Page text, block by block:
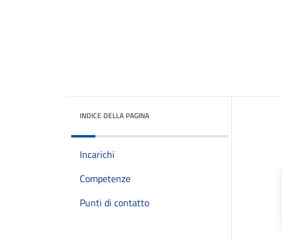
INDICE DELLA PAGINA
Incarichi
Competenze
Punti di contatto